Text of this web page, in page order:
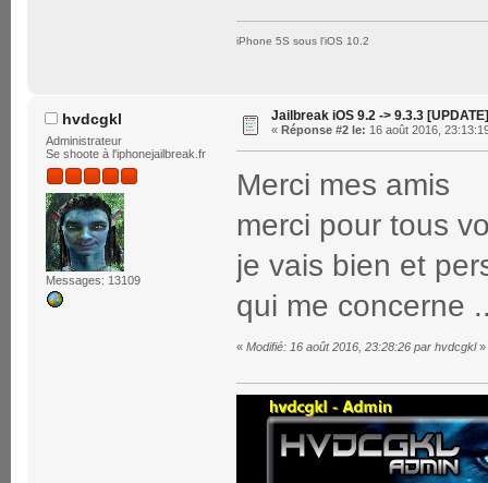
iPhone 5S sous l'iOS 10.2
hvdcgkl
Administrateur
Se shoote à l'iphonejailbreak.fr
Messages: 13109
Jailbreak iOS 9.2 -> 9.3.3 [UPDATE]
« Réponse #2 le: 16 août 2016,
Merci mes amis
merci pour tous
je vais bien et
qui me concerne
« Modifié: 16 août 2016, 23:28:26 par hvdcgkl»